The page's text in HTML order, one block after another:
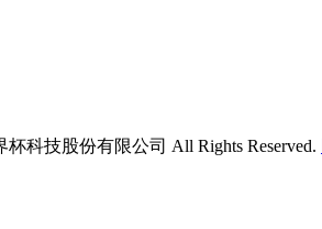
科技股份有限公司 All Rights Reserved.